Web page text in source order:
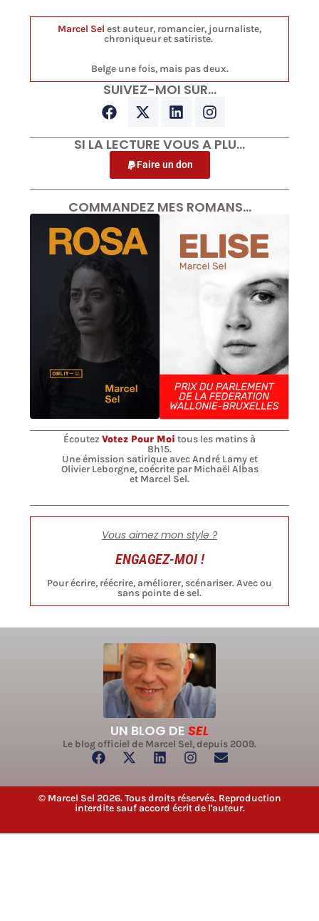
Marcel Sel est auteur, romancier, journaliste,
chroniqueur et satiriste.
Belge une fois, mais pas deux.
SUIVEZ-MOI SUR…
SI LA LECTURE VOUS A PLU…
Faire un don
COMMANDEZ MES ROMANS…
Écoutez Votez Pour Moi tous les matins à
8h15.
Une émission satirique avec André Lamy et
Olivier Leborgne, coécrite par Michaël Albas
et Marcel Sel.
Vous aimez mon style ?
ENGAGEZ-MOI !
Pour écrire, réécrire, améliorer, scénariser. Avec ou
sans pointe de sel.
UN BLOG DE SEL
Le blog officiel de Marcel Sel, depuis 2009.
© Marcel Sel 2026. Tous droits réservés. Reproduction
interdite sauf accord écrit de l'auteur.